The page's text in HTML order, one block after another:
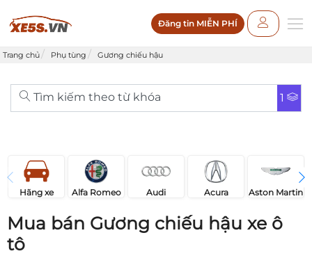
Đăng tin MIỄN PHÍ
Trang chủ Phụ tùng Gương chiếu hậu
Tìm kiếm theo từ khóa 1
Hãng xe Alfa Romeo Audi Acura Aston Martin
Mua bán Gương chiếu hậu xe ô
tô